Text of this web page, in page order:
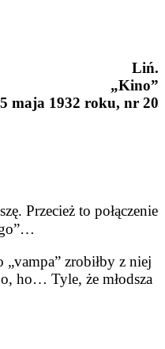
Liń.
„Kino”
maja 1932 roku, nr 20
Przecież to połączenie
„vampa” zrobiłby z niej
ho… Tyle, że młodsza